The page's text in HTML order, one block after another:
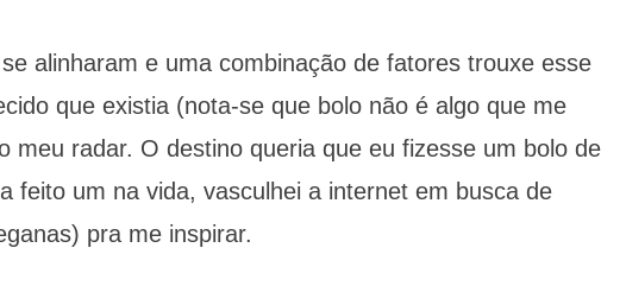
alinharam e uma combinação de fatores trouxe esse
que existia (nota-se que bolo não é algo que me
meu radar. O destino queria que eu fizesse um bolo de
feito um na vida, vasculhei a internet em busca de
pra me inspirar.